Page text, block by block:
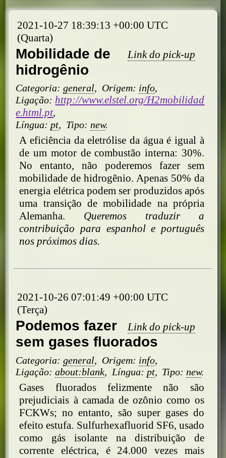
2021-10-27 18:39:13 +00:00 UTC
(Quarta)
Link do pick-up
Mobilidade de
hidrogênio
Categoria:general, Origem: info,
Ligação: http://www.elstel.org/H2mobilidad
e.html.pt,
Língua: pt, Tipo: new.
A eficiência da eletrólise da água é igual à
de um motor de combustão interna: 30%.
No entanto, não poderemos fazer sem
mobilidade de hidrogênio. Apenas 50% da
energia elétrica podem ser produzidos após
uma transição de mobilidade na própria
Alemanha. Queremos traduzir a
contribuição para espanhol e português
nos próximos dias.
2021-10-26 07:01:49 +00:00 UTC
(Terça)
Link do pick-up
Podemos fazer
sem gases fluorados
Categoria:general, Origem: info,
Ligação:about:blank, Língua: pt, Tipo: new.
Gases fluorados felizmente não são
prejudiciais à camada de ozônio como os
FCKWs; no entanto, são super gases do
efeito estufa. Sulfurhexafluorid SF6, usado
como gás isolante na distribuição de
corrente eléctrica, é 24.000 vezes mais